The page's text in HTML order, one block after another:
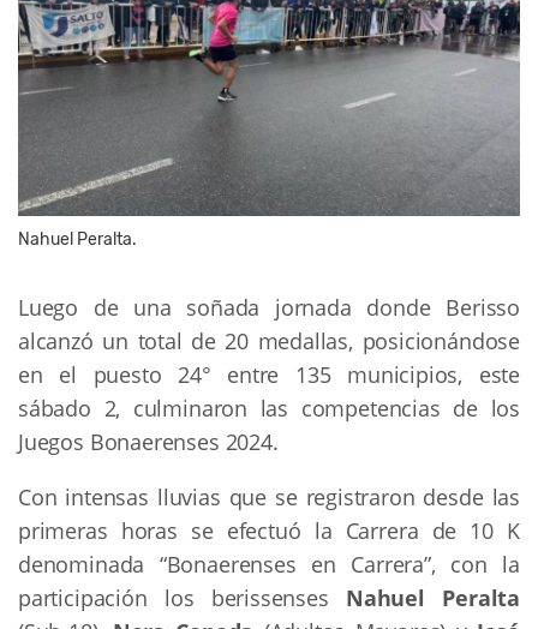
Nahuel Peralta.
Luego de una soñada jornada donde Berisso
alcanzó un total de 20 medallas, posicionándose
en el puesto 24° entre 135 municipios, este
sábado 2, culminaron las competencias de los
Juegos Bonaerenses 2024.
Con intensas lluvias que se registraron desde las
primeras horas se efectuó la Carrera de 10 K
denominada “Bonaerenses en Carrera”, con la
participación los berissenses Nahuel Peralta